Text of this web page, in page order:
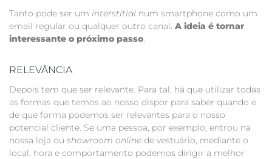
Tanto pode ser um interstitial num smartphone como um
email regular ou qualquer outro canal. A ideia é tornar
interessante o próximo passo.
RELEVÂNCIA
Depois tem que ser relevante. Para tal, há que utilizar todas
as formas que temos ao nosso dispor para saber quando e
de que forma podemos ser relevantes para o nosso
potencial cliente. Se uma pessoa, por exemplo, entrou na
nossa loja ou showroom online de vestuário, mediante o
local, hora e comportamento podemos dirigir a melhor